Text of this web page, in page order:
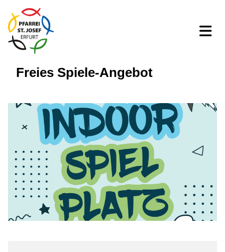
Freies Spiele-Angebot